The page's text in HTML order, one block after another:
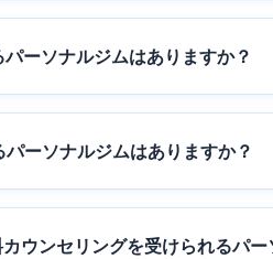
ーソナルジムはありますか？
ーソナルジムはありますか？
ウンセリングを受けられるパ